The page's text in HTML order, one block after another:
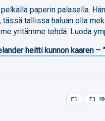
paperin palasella.
tässä tallissa haluan olla
yritämme tehdä. Luoda
heitti kunnon kaaren –
F1 F1